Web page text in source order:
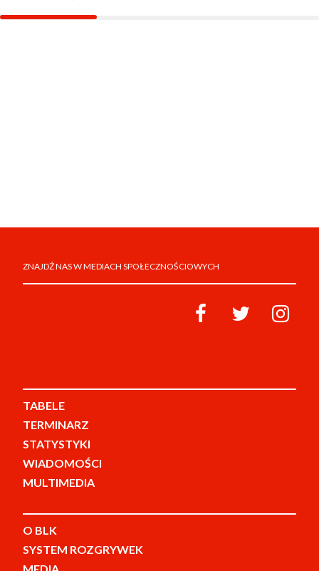
ZNAJDŹ NAS W MEDIACH SPOŁECZNOŚCIOWYCH
TABELE
TERMINARZ
STATYSTYKI
WIADOMOŚCI
MULTIMEDIA
O BLK
SYSTEM ROZGRYWEK